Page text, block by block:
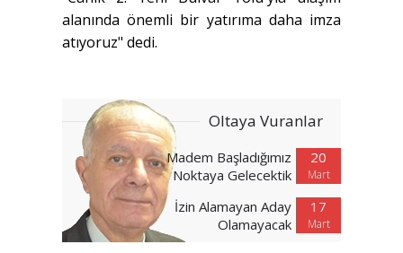
alanında önemli bir yatırıma daha imza
atıyoruz" dedi.
Oltaya Vuranlar
20
Mart
Madem Başladığımız
Noktaya Gelecektik
17
Mart
İzin Alamayan Aday
Olamayacak